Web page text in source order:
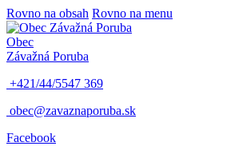
Rovno na obsah Rovno na menu
Obec
Závažná Poruba
+421/44/5547 369
obec@zavaznaporuba.sk
Facebook